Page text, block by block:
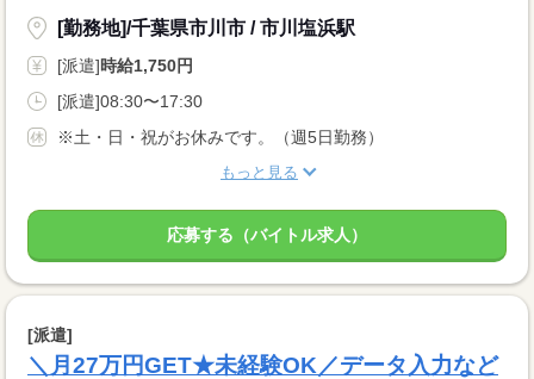
[勤務地]/千葉県市川市 / 市川塩浜駅
[派遣]時給1,750円
[派遣]08:30〜17:30
※土・日・祝がお休みです。（週5日勤務）
もっと見る
応募する（バイトル求人）
[派遣]
＼月27万円GET★未経験OK／データ入力など